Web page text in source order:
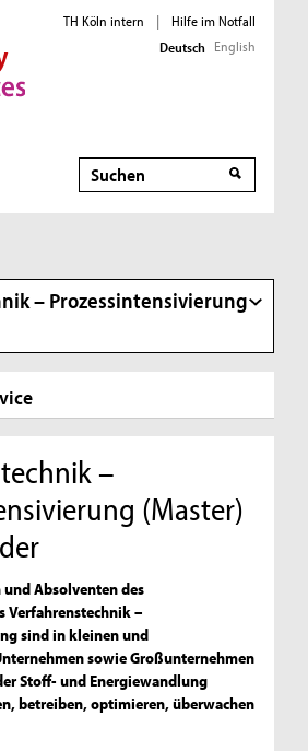
TH Köln intern |
Hilfe im Notfall
Deutsch English
Suche
– Prozessintensivierung
–
(Master)
Absolventen des
Verfahrenstechnik –
sind in kleinen und
sowie Großunternehmen
Stoff- und Energiewandlung
betreiben, optimieren, überwachen